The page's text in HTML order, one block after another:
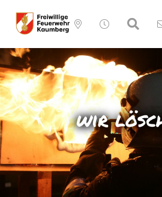
wir